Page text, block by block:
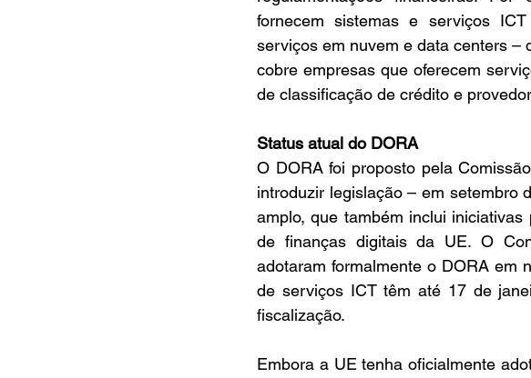
fornecem sistemas e serviços
serviços em nuvem e data centers –
cobre empresas que oferecem
de classificação de crédito e
Status atual do DORA
O DORA foi proposto pela
introduzir legislação – em setembro
amplo, que também inclui
de finanças digitais da UE. O
adotaram formalmente o DORA em
de serviços ICT têm até 17 de
fiscalização.
Embora a UE tenha oficialmente